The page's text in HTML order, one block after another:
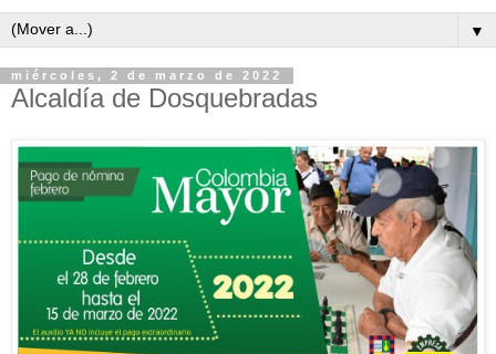
▼
miércoles, 2 de marzo de 2022
Alcaldía de Dosquebradas